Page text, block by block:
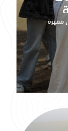
مميزة